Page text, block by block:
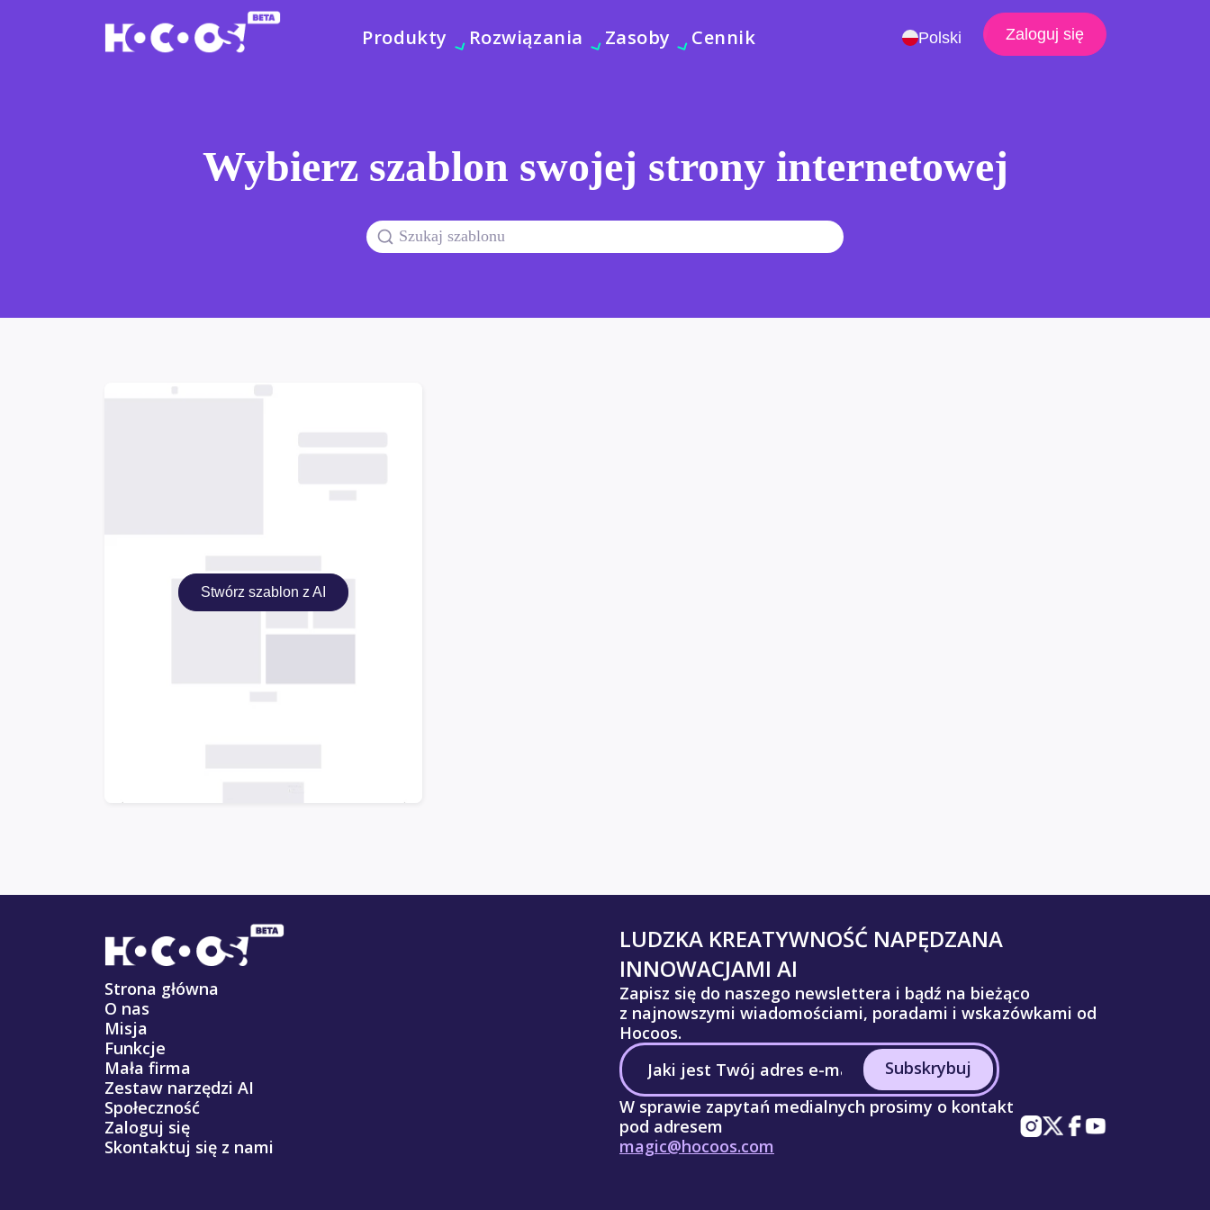
Produkty Rozwiązania Zasoby Cennik Polski Zaloguj się
Wybierz szablon swojej strony internetowej
Stwórz szablon z AI
Strona główna
O nas
Misja
Funkcje
Mała firma
Zestaw narzędzi AI
Społeczność
Zaloguj się
Skontaktuj się z nami
LUDZKA KREATYWNOŚĆ NAPĘDZANA
INNOWACJAMI AI
Zapisz się do naszego newslettera i bądź na bieżąco
z najnowszymi wiadomościami, poradami i wskazówkami od
Hocoos.
Subskrybuj
W sprawie zapytań medialnych prosimy o kontakt
pod adresem
magic@hocoos.com